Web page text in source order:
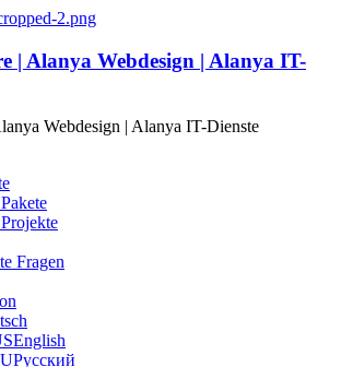
| Alanya Webdesign | Alanya IT-
Webdesign | Alanya IT-Dienste
Fragen
English
Русский